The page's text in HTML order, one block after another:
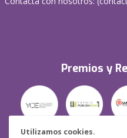
Utilizamos cookies.
Premios y